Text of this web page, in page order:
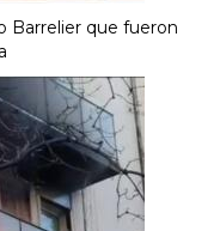
Barrelier que fueron